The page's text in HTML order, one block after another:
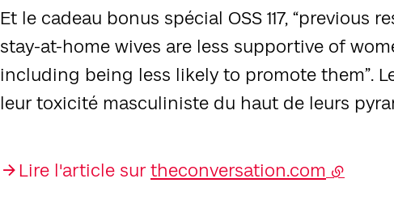
Et le cadeau bonus spécial OSS 117, “previous
stay-at-home wives are less supportive of
including being less likely to promote them”.
leur toxicité masculiniste du haut de leurs
Lire l'article sur theconversation.com